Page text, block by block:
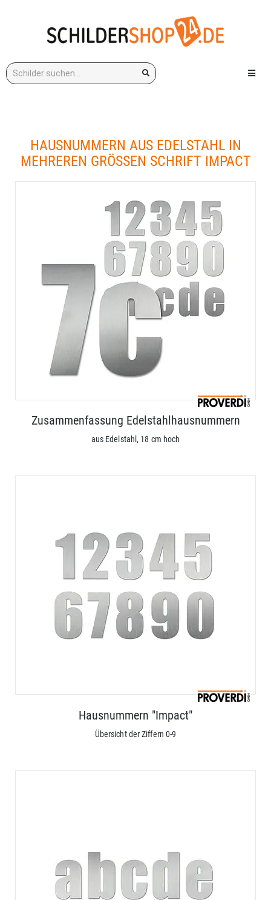
Stichwort: Menü
HAUSNUMMERN AUS EDELSTAHL IN
MEHREREN GRÖSSEN SCHRIFT IMPACT
Zusammenfassung Edelstahlhausnummern
aus Edelstahl, 18 cm hoch
Hausnummern "Impact"
Übersicht der Ziffern 0-9